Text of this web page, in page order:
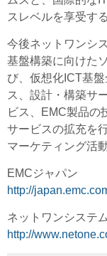
スレベルを享受す
今後ネットワンシ
基盤構築に向けた
び、仮想化ICT基
ス、設計・構築サ
ビス、EMC製品の
サービスの拡充を
マーケティング活
EMCジャパン
http://
ネットワンシステ
http://